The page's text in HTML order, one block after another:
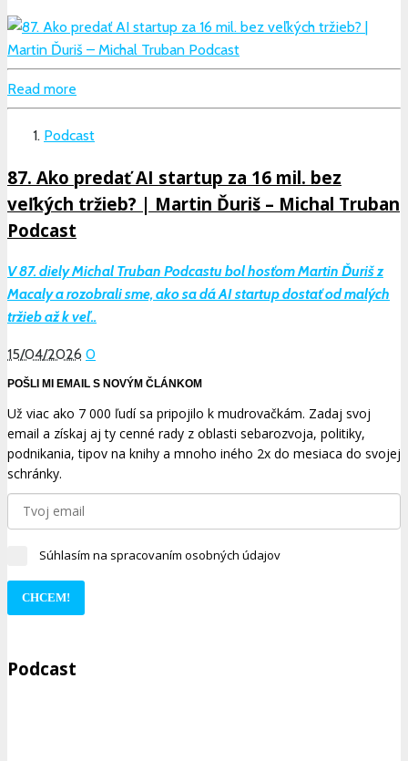
Read more
Podcast
87. Ako predať AI startup za 16 mil. bez
veľkých tržieb? | Martin Ďuriš – Michal Truban
Podcast
V 87. diely Michal Truban Podcastu bol hosťom Martin Ďuriš z
Macaly a rozobrali sme, ako sa dá AI startup dostať od malých
tržieb až k veľ..
15/04/2026 0
POŠLI MI EMAIL S NOVÝM ČLÁNKOM
Už viac ako 7 000 ľudí sa pripojilo k mudrovačkám. Zadaj svoj
email a získaj aj ty cenné rady z oblasti sebarozvoja, politiky,
podnikania, tipov na knihy a mnoho iného 2x do mesiaca do svojej
schránky.
Súhlasím na spracovaním osobných údajov
CHCEM!
Podcast